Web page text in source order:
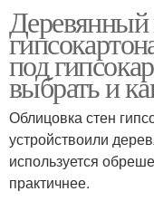
Деревянный
под
выбрать и
Облицовка стен
устройствоили
используется
практичнее.